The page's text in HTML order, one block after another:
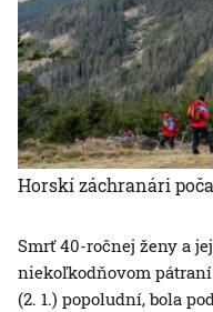
Horskí záchranári
Smrť 40-ročnej ženy a
niekoľkodňovom
(2. 1.) popoludní, bola